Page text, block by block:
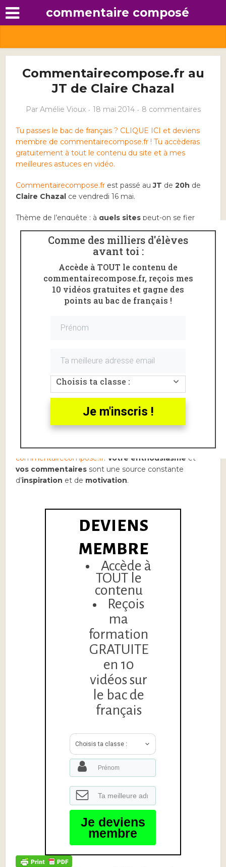
commentaire composé
Commentairecompose.fr au
JT de Claire Chazal
Par Amélie Vioux 18 mai 2014 8 commentaires
Tu passes le bac de français ? CLIQUE ICI et deviens
membre de commentairecompose.fr ! Tu accèderas
gratuitement à tout le contenu du site et à mes
meilleures astuces en vidéo.
Commentairecompose.fr est passé auJT de 20h de
Claire Chazal ce vendredi 16 mai.
Thème de l’enquête : à quels sites peut-on se fier
pourréviser son bacsur internet ?
Je remercie l’équipe de TF1 d’avoirchoisi mon site
sonreportage
Sur quels sites réviser son bac de
français ?
nombreuxréviser votrebac de françaissur
commentairecompose.fr . Votre enthousiasme et
vos commentaires sont une source constante
d’inspiration et de motivation.
DEVIENS
MEMBRE
Accède à
TOUT le
contenu
Reçois
ma
formation
GRATUITE
en 10
vidéos sur
le bac de
français
Choisis ta classe :
Je deviens
membre
Comme des milliers d'élèves
avant toi :
Accède à TOUT le contenu de
commentairecompose.fr, reçois mes
10 vidéos gratuites et gagne des
points au bac de français !
Choisis ta classe :
Je m'inscris !